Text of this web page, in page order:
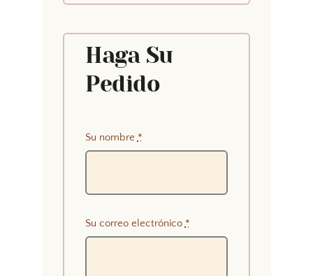
Haga Su
Pedido
Su nombre *
Su correo electrónico *